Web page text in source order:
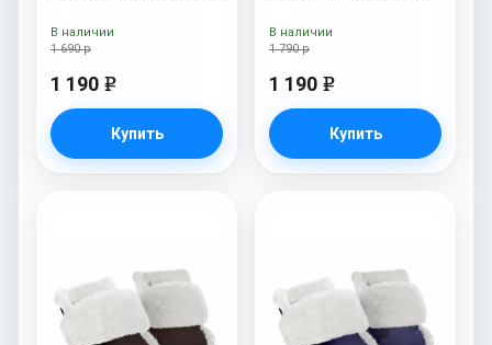
Blue Mountain
1 690 р
1 190 e
Купить
В наличии
Blue Mountain
1 790 р
1 190 e
Купить
В наличии